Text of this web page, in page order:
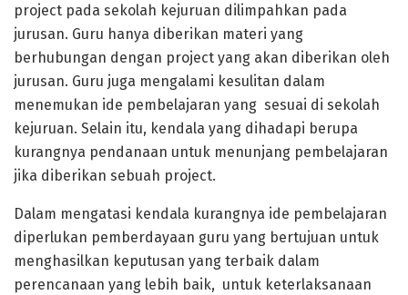
project pada sekolah kejuruan dilimpahkan pada
jurusan. Guru hanya diberikan materi yang
berhubungan dengan project yang akan diberikan oleh
jurusan. Guru juga mengalami kesulitan dalam
menemukan ide pembelajaran yang sesuai di sekolah
kejuruan. Selain itu, kendala yang dihadapi berupa
kurangnya pendanaan untuk menunjang pembelajaran
jika diberikan sebuah project.
Dalam mengatasi kendala kurangnya ide pembelajaran
diperlukan pemberdayaan guru yang bertujuan untuk
menghasilkan keputusan yang terbaik dalam
perencanaan yang lebih baik, untuk keterlaksanaan